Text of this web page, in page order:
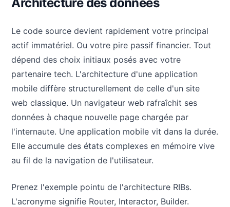
Le code source devient rapidement votre principal
actif immatériel. Ou votre pire passif financier. Tout
dépend des choix initiaux posés avec votre
partenaire tech. L'architecture d'une application
mobile diffère structurellement de celle d'un site
web classique. Un navigateur web rafraîchit ses
données à chaque nouvelle page chargée par
l'internaute. Une application mobile vit dans la durée.
Elle accumule des états complexes en mémoire vive
au fil de la navigation de l'utilisateur.
Prenez l'exemple pointu de l'architecture RIBs.
L'acronyme signifie Router, Interactor, Builder.